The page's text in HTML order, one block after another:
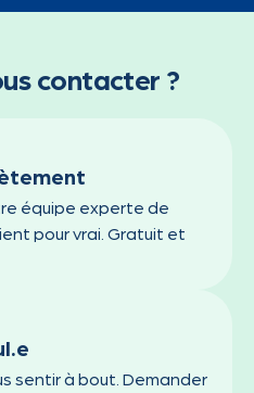
contacter ?
équipe experte de
pour vrai. Gratuit et
sentir à bout. Demander